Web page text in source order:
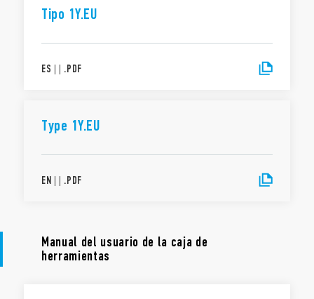
Tipo 1Y.EU
ES | | .PDF
Type 1Y.EU
EN | | .PDF
Manual del usuario de la caja de
herramientas